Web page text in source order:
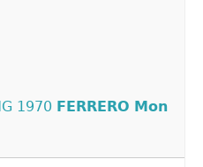
1970 FERRERO Mon